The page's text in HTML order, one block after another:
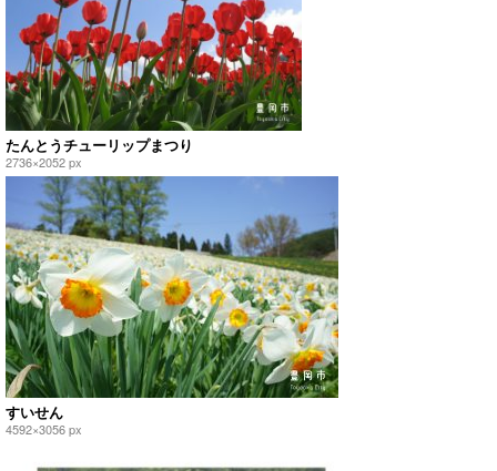
たんとうチューリップまつり
2736×2052 px
すいせん
4592×3056 px